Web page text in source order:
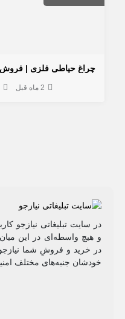
2 ماه قبل
در سایت تبلیغاتی نیازجو
و هیچ واسطه‌ای در این
در خرید و فروشِ شما نیازجو
خودشان جنبه‌های مختلف